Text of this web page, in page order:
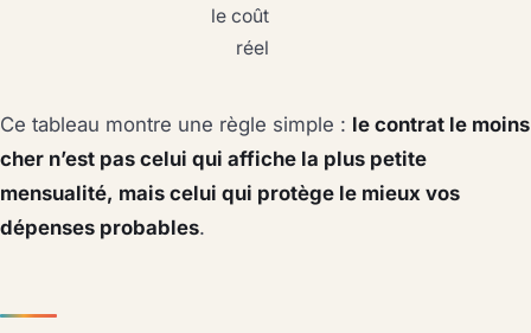
le coût
réel
Ce tableau montre une règle simple : le contrat le moins
cher n’est pas celui qui affiche la plus petite
mensualité, mais celui qui protège le mieux vos
dépenses probables.